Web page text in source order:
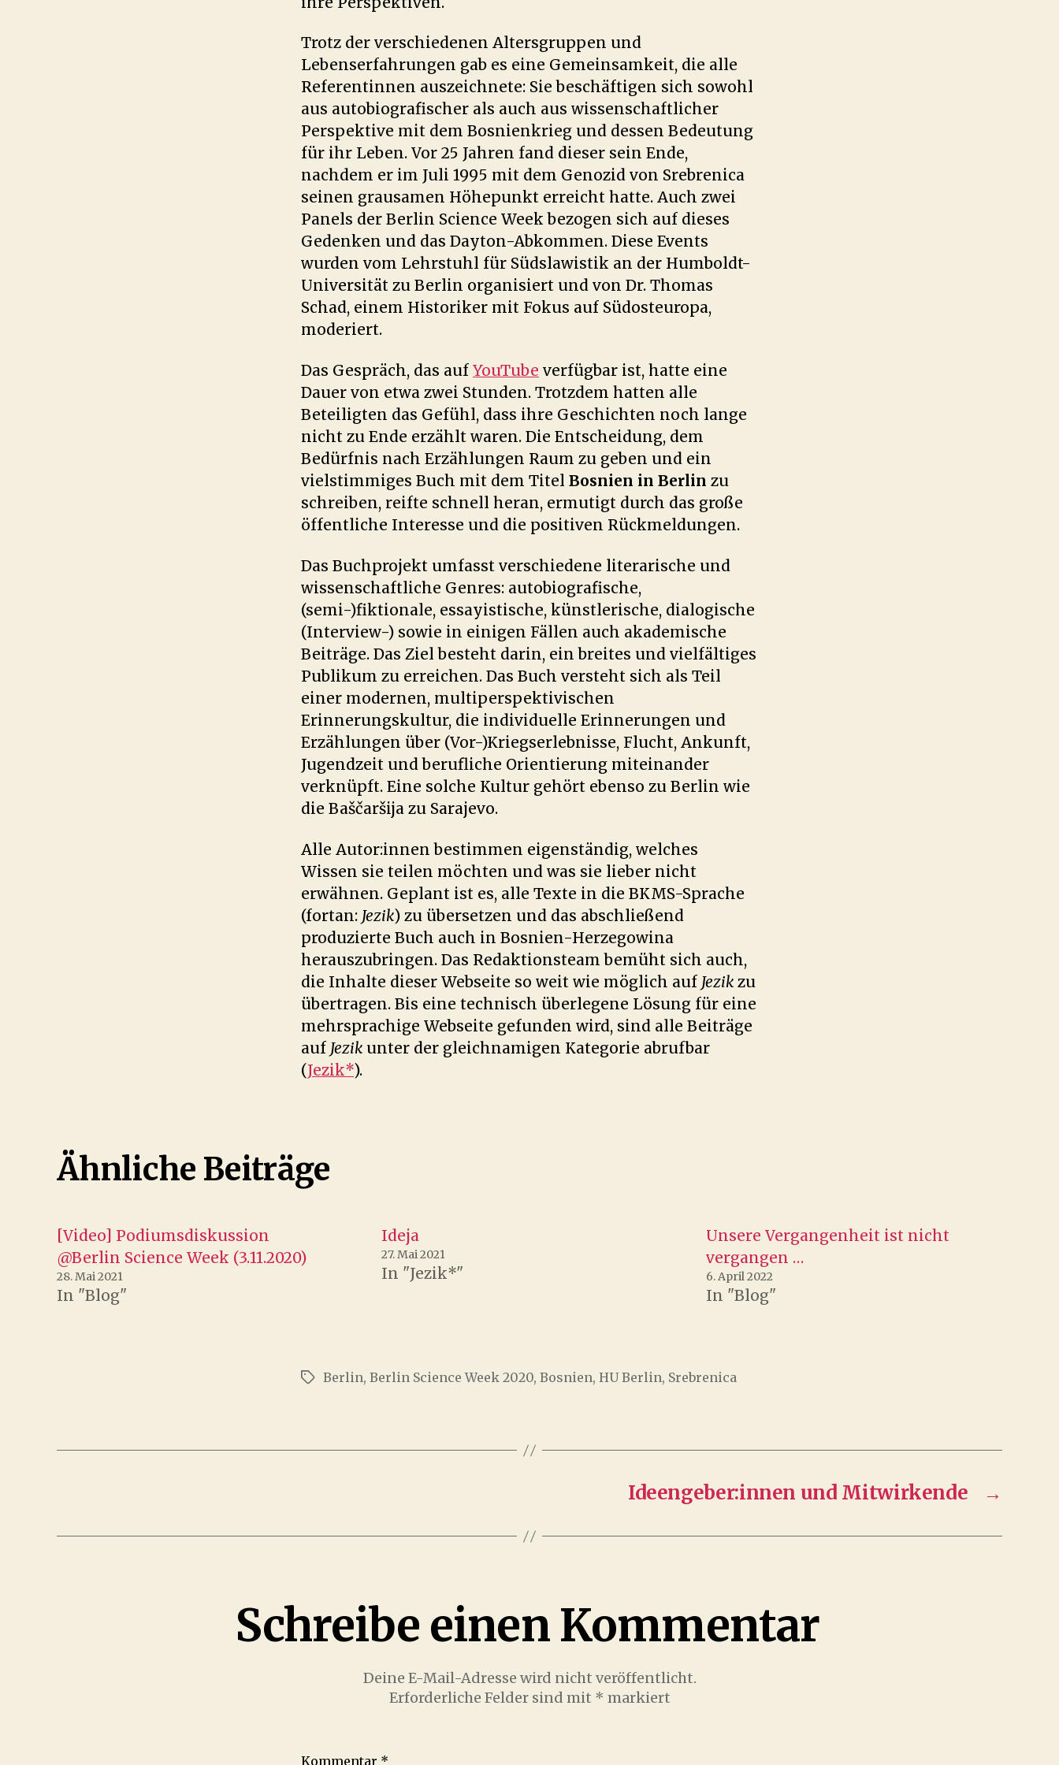
Trotz der verschiedenen Altersgruppen und
Lebenserfahrungen gab es eine Gemeinsamkeit, die alle
Referentinnen auszeichnete: Sie beschäftigen sich sowohl
aus autobiografischer als auch aus wissenschaftlicher
Perspektive mit dem Bosnienkrieg und dessen Bedeutung
für ihr Leben. Vor 25 Jahren fand dieser sein Ende,
nachdem er im Juli 1995 mit dem Genozid von Srebrenica
seinen grausamen Höhepunkt erreicht hatte. Auch zwei
Panels der Berlin Science Week bezogen sich auf dieses
Gedenken und das Dayton-Abkommen. Diese Events
wurden vom Lehrstuhl für Südslawistik an der Humboldt-
Universität zu Berlin organisiert und von Dr. Thomas
Schad, einem Historiker mit Fokus auf Südosteuropa,
moderiert.
Das Gespräch, das auf YouTube verfügbar ist, hatte eine
Dauer von etwa zwei Stunden. Trotzdem hatten alle
Beteiligten das Gefühl, dass ihre Geschichten noch lange
nicht zu Ende erzählt waren. Die Entscheidung, dem
Bedürfnis nach Erzählungen Raum zu geben und ein
vielstimmiges Buch mit dem Titel Bosnien in Berlin zu
schreiben, reifte schnell heran, ermutigt durch das große
öffentliche Interesse und die positiven Rückmeldungen.
Das Buchprojekt umfasst verschiedene literarische und
wissenschaftliche Genres: autobiografische,
(semi-)fiktionale, essayistische, künstlerische, dialogische
(Interview-) sowie in einigen Fällen auch akademische
Beiträge. Das Ziel besteht darin, ein breites und vielfältiges
Publikum zu erreichen. Das Buch versteht sich als Teil
einer modernen, multiperspektivischen
Erinnerungskultur, die individuelle Erinnerungen und
Erzählungen über (Vor-)Kriegserlebnisse, Flucht, Ankunft,
Jugendzeit und berufliche Orientierung miteinander
verknüpft. Eine solche Kultur gehört ebenso zu Berlin wie
die Baščaršija zu Sarajevo.
Alle Autor:innen bestimmen eigenständig, welches
Wissen sie teilen möchten und was sie lieber nicht
erwähnen. Geplant ist es, alle Texte in die BKMS-Sprache
(fortan: Jezik) zu übersetzen und das abschließend
produzierte Buch auch in Bosnien-Herzegowina
herauszubringen. Das Redaktionsteam bemüht sich auch,
die Inhalte dieser Webseite so weit wie möglich auf Jezik zu
übertragen. Bis eine technisch überlegene Lösung für eine
mehrsprachige Webseite gefunden wird, sind alle Beiträge
auf Jezik unter der gleichnamigen Kategorie abrufbar
(Jezik*).
Ähnliche Beiträge
[Video] Podiumsdiskussion
@Berlin Science Week (3.11.2020)
28. Mai 2021
In "Blog"
Ideja
27. Mai 2021
In "Jezik*"
Unsere Vergangenheit ist nicht
vergangen …
6. April 2022
In "Blog"
Schlagwörter
Berlin, Berlin Science Week 2020, Bosnien, HU Berlin, Srebrenica
→
Ideengeber:innen und Mitwirkende
Schreibe einen Kommentar
Deine E-Mail-Adresse wird nicht veröffentlicht.
Erforderliche Felder sind mit * markiert
Kommentar *